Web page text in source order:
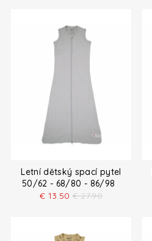
Letní dětský spací pytel
50/62 - 68/80 - 86/98
€ 13.50 € 27.90